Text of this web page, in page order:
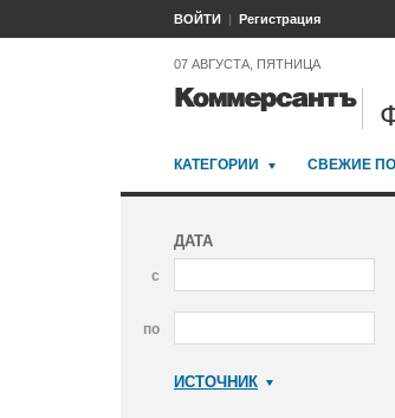
ВОЙТИ Регистрация
07 АВГУСТА, ПЯТНИЦА
КАТЕГОРИИ СВЕЖИЕ
ДАТА
с
по
ИСТОЧНИК